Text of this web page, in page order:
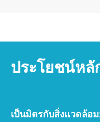
ประโยชน์หลั
เป็นมิตรกับสิ่งแวดล้อม